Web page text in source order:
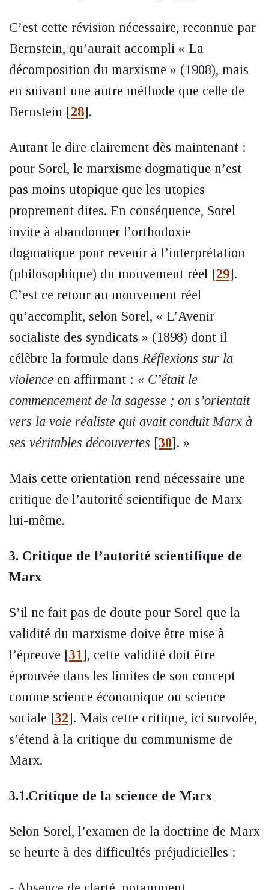
C’est cette révision nécessaire, reconnue par
Bernstein, qu’aurait accompli « La
décomposition du marxisme » (1908), mais
en suivant une autre méthode que celle de
Bernstein [28].
Autant le dire clairement dès maintenant :
pour Sorel, le marxisme dogmatique n’est
pas moins utopique que les utopies
proprement dites. En conséquence, Sorel
invite à abandonner l’orthodoxie
dogmatique pour revenir à l’interprétation
(philosophique) du mouvement réel [29].
C’est ce retour au mouvement réel
qu’accomplit, selon Sorel, « L’Avenir
socialiste des syndicats » (1898) dont il
célèbre la formule dans Réflexions sur la
violence en affirmant : « C’était le
commencement de la sagesse ; on s’orientait
vers la voie réaliste qui avait conduit Marx à
ses véritables découvertes [30]. »
Mais cette orientation rend nécessaire une
critique de l’autorité scientifique de Marx
lui-même.
3. Critique de l’autorité scientifique de
Marx
S’il ne fait pas de doute pour Sorel que la
validité du marxisme doive être mise à
l’épreuve [31], cette validité doit être
éprouvée dans les limites de son concept
comme science économique ou science
sociale [32]. Mais cette critique, ici survolée,
s’étend à la critique du communisme de
Marx.
3.1.Critique de la science de Marx
Selon Sorel, l’examen de la doctrine de Marx
se heurte à des difficultés préjudicielles :